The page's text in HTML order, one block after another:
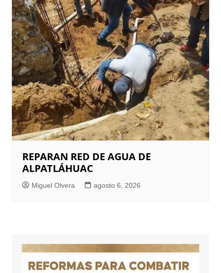
REPARAN RED DE AGUA DE
ALPATLÁHUAC
Miguel Olvera agosto 6, 2026